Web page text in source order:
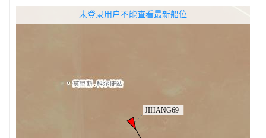
未登录用户不能查看最新船位
无权查看最新船位，请联系开通